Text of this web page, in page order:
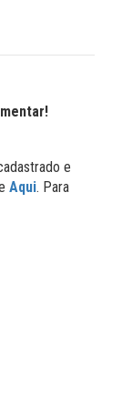
e
Aqui. Para